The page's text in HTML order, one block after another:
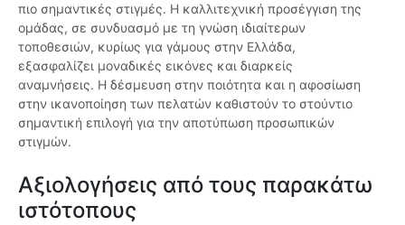
πιο σημαντικές στιγμές. Η καλλιτεχνική προσέγγιση της
ομάδας, σε συνδυασμό με τη γνώση ιδιαίτερων
τοποθεσιών, κυρίως για γάμους στην Ελλάδα,
εξασφαλίζει μοναδικές εικόνες και διαρκείς
αναμνήσεις. Η δέσμευση στην ποιότητα και η αφοσίωση
στην ικανοποίηση των πελατών καθιστούν το στούντιο
σημαντική επιλογή για την αποτύπωση προσωπικών
στιγμών.
Αξιολογήσεις από τους παρακάτω
ιστότοπους